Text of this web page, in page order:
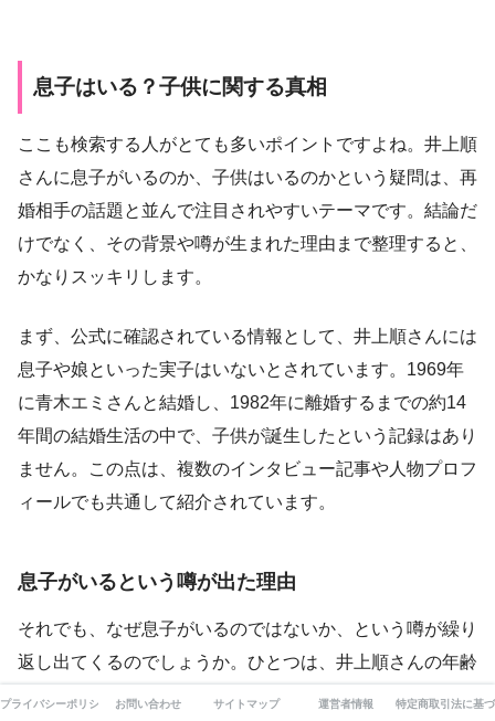
息子はいる？子供に関する真相
ここも検索する人がとても多いポイントですよね。井上順
さんに息子がいるのか、子供はいるのかという疑問は、再
婚相手の話題と並んで注目されやすいテーマです。結論だ
けでなく、その背景や噂が生まれた理由まで整理すると、
かなりスッキリします。
まず、公式に確認されている情報として、井上順さんには
息子や娘といった実子はいないとされています。1969年
に青木エミさんと結婚し、1982年に離婚するまでの約14
年間の結婚生活の中で、子供が誕生したという記録はあり
ません。この点は、複数のインタビュー記事や人物プロフ
ィールでも共通して紹介されています。
息子がいるという噂が出た理由
それでも、なぜ息子がいるのではないか、という噂が繰り
返し出てくるのでしょうか。ひとつは、井上順さんの年齢
や結婚歴を考えると、子供がいてもおかしくないと感じる
プライバシーポリシー お問い合わせ サイトマップ 運営者情報 特定商取引法に基